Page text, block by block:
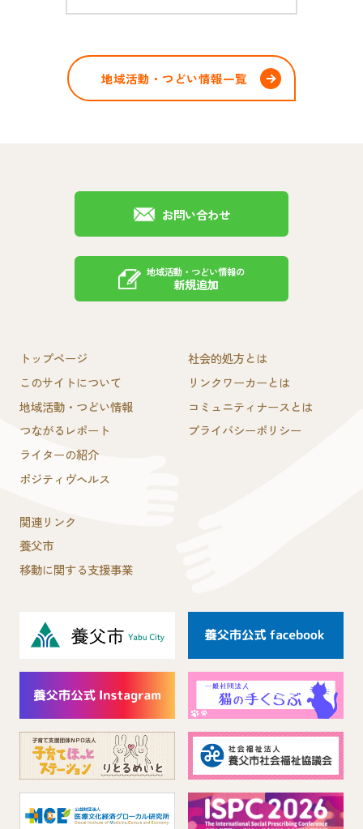
地域活動・つどい情報一覧
お問い合わせ
地域活動・つどい情報の
新規追加
トップページ
このサイトについて
地域活動・つどい情報
つながるレポート
ライターの紹介
ポジティヴヘルス
社会的処方とは
リンクワーカーとは
コミュニティナースとは
プライバシーポリシー
関連リンク
養父市
移動に関する支援事業